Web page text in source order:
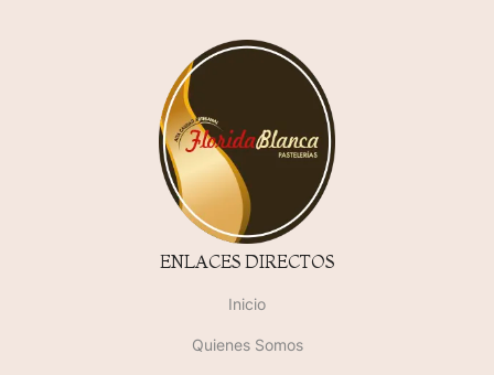
ENLACES DIRECTOS
Inicio
Quienes Somos